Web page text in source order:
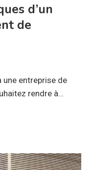
d’un
de
une entreprise de
rendre à…